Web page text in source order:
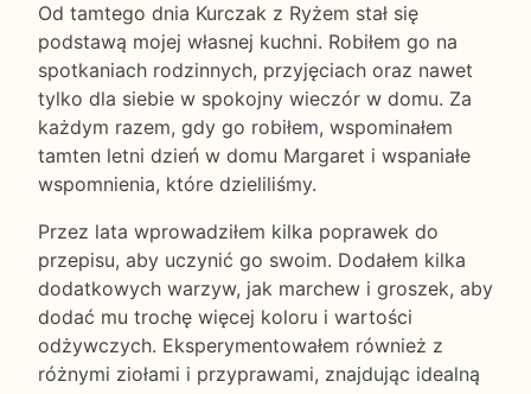
Od tamtego dnia Kurczak z Ryżem stał się
podstawą mojej własnej kuchni. Robiłem go na
spotkaniach rodzinnych, przyjęciach oraz nawet
tylko dla siebie w spokojny wieczór w domu. Za
każdym razem, gdy go robiłem, wspominałem
tamten letni dzień w domu Margaret i wspaniałe
wspomnienia, które dzieliliśmy.
Przez lata wprowadziłem kilka poprawek do
przepisu, aby uczynić go swoim. Dodałem kilka
dodatkowych warzyw, jak marchew i groszek, aby
dodać mu trochę więcej koloru i wartości
odżywczych. Eksperymentowałem również z
różnymi ziołami i przyprawami, znajdując idealną